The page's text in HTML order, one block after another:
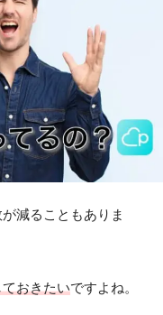
減ることもありま
おきたいですよね。